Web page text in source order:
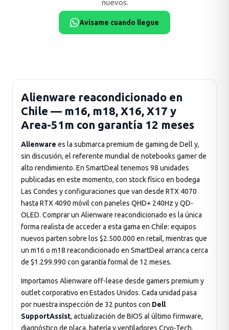
nuevos.
Avísame cuando llegue
Alienware reacondicionado en
Chile — m16, m18, X16, X17 y
Area-51m con garantía 12 meses
Alienware es la submarca premium de gaming de Dell y,
sin discusión, el referente mundial de notebooks gamer de
alto rendimiento. En SmartDeal tenemos 98 unidades
publicadas en este momento, con stock físico en bodega
Las Condes y configuraciones que van desde RTX 4070
hasta RTX 4090 móvil con paneles QHD+ 240Hz y QD-
OLED. Comprar un Alienware reacondicionado es la única
forma realista de acceder a esta gama en Chile: equipos
nuevos parten sobre los $2.500.000 en retail, mientras que
un m16 o m18 reacondicionado en SmartDeal arranca cerca
de $1.299.990 con garantía formal de 12 meses.
Importamos Alienware off-lease desde gamers premium y
outlet corporativo en Estados Unidos. Cada unidad pasa
por nuestra inspección de 32 puntos con Dell
SupportAssist, actualización de BIOS al último firmware,
diagnóstico de placa, batería y ventiladores Cryo-Tech,